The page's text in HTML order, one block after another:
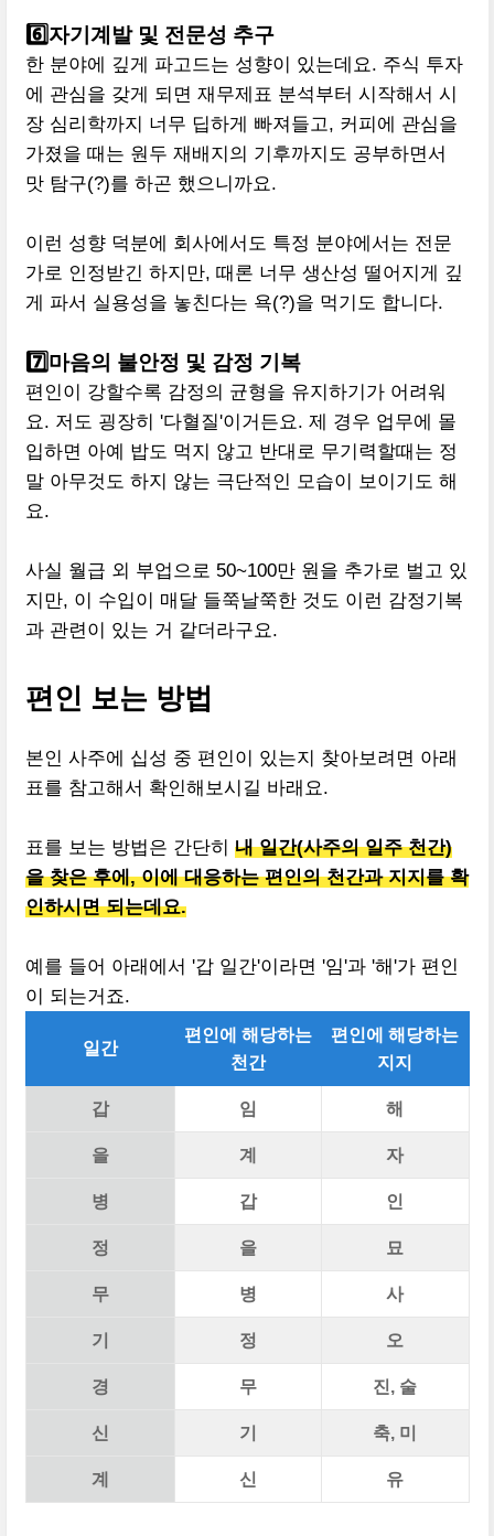
6️⃣자기계발 및 전문성 추구
한 분야에 깊게 파고드는 성향이 있는데요. 주식 투자
에 관심을 갖게 되면 재무제표 분석부터 시작해서 시
장 심리학까지 너무 딥하게 빠져들고, 커피에 관심을
가졌을 때는 원두 재배지의 기후까지도 공부하면서
맛 탐구(?)를 하곤 했으니까요.
이런 성향 덕분에 회사에서도 특정 분야에서는 전문
가로 인정받긴 하지만, 때론 너무 생산성 떨어지게 깊
게 파서 실용성을 놓친다는 욕(?)을 먹기도 합니다.
7️⃣마음의 불안정 및 감정 기복
편인이 강할수록 감정의 균형을 유지하기가 어려워
요. 저도 굉장히 '다혈질'이거든요. 제 경우 업무에 몰
입하면 아예 밥도 먹지 않고 반대로 무기력할때는 정
말 아무것도 하지 않는 극단적인 모습이 보이기도 해
요.
사실 월급 외 부업으로 50~100만 원을 추가로 벌고 있
지만, 이 수입이 매달 들쭉날쭉한 것도 이런 감정기복
과 관련이 있는 거 같더라구요.
편인 보는 방법
본인 사주에 십성 중 편인이 있는지 찾아보려면 아래
표를 참고해서 확인해보시길 바래요.
표를 보는 방법은 간단히 내 일간(사주의 일주 천간)
을 찾은 후에, 이에 대응하는 편인의 천간과 지지를 확
인하시면 되는데요.
예를 들어 아래에서 '갑 일간'이라면 '임'과 '해'가 편인
이 되는거죠.
일간
편인에 해당하는
천간
편인에 해당하는
지지
갑 임 해
을 계 자
병 갑 인
정 을 묘
무 병 사
기 정 오
경 무 진, 술
신 기 축, 미
계 신 유